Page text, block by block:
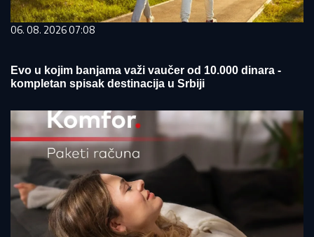
06. 08. 2026 07:08
Evo u kojim banjama važi vaučer od 10.000 dinara -
kompletan spisak destinacija u Srbiji